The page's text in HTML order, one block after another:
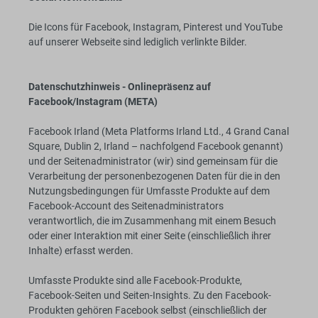
Die Icons für Facebook, Instagram, Pinterest und YouTube
auf unserer Webseite sind lediglich verlinkte Bilder.
Datenschutzhinweis - Onlinepräsenz auf
Facebook/Instagram (META)
Facebook Irland (Meta Platforms Irland Ltd., 4 Grand Canal
Square, Dublin 2, Irland – nachfolgend Facebook genannt)
und der Seitenadministrator (wir) sind gemeinsam für die
Verarbeitung der personenbezogenen Daten für die in den
Nutzungsbedingungen für Umfasste Produkte auf dem
Facebook-Account des Seitenadministrators
verantwortlich, die im Zusammenhang mit einem Besuch
oder einer Interaktion mit einer Seite (einschließlich ihrer
Inhalte) erfasst werden.
Umfasste Produkte sind alle Facebook-Produkte,
Facebook-Seiten und Seiten-Insights. Zu den Facebook-
Produkten gehören Facebook selbst (einschließlich der